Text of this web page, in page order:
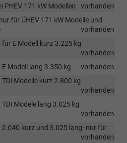
PHEV 171 kW Modellen
vorhanden
für ÜHEV 171 kW Modelle und
vorhanden
E Modell kurz 3.225 kg
vorhanden
Modell lang 3.350 kg
vorhanden
Modelle kurz 2.800 kg
vorhanden
Modele lang 3.025 kg
vorhanden
kurz und 3.025 lang- nur für
vorhanden